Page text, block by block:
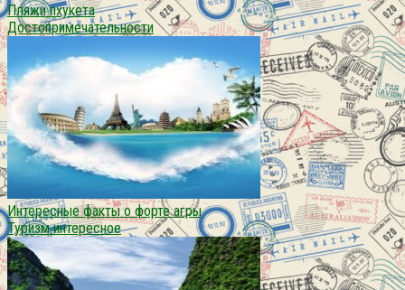
Пляжи пхукета
Достопримечательности
Интересные факты о форте агры
Туризм интересное